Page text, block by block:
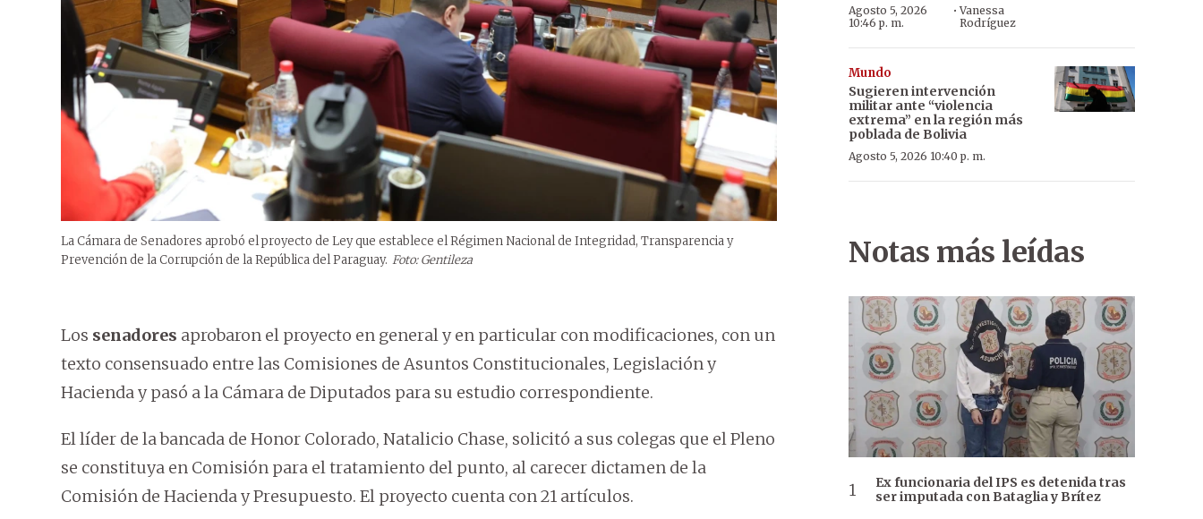
La Cámara de Senadores aprobó el proyecto de Ley que establece el Régimen Nacional de Integridad, Transparencia y
Prevención de la Corrupción de la República del Paraguay. Foto: Gentileza
Los senadores aprobaron el proyecto en general y en particular con modificaciones, con un
texto consensuado entre las Comisiones de Asuntos Constitucionales, Legislación y
Hacienda y pasó a la Cámara de Diputados para su estudio correspondiente.
El líder de la bancada de Honor Colorado, Natalicio Chase, solicitó a sus colegas que el Pleno
se constituya en Comisión para el tratamiento del punto, al carecer dictamen de la
Comisión de Hacienda y Presupuesto. El proyecto cuenta con 21 artículos.
Agosto 5, 2026
10:46 p. m.
·Vanessa
Rodríguez
Mundo
Sugieren intervención
militar ante “violencia
extrema” en la región más
poblada de Bolivia
Agosto 5, 2026 10:40 p. m.
Notas más leídas
Ex funcionaria del IPS es detenida tras
ser imputada con Bataglia y Brítez